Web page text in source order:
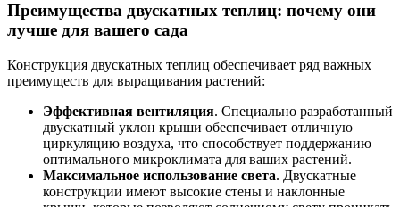
Преимущества двускатных теплиц: почему они
лучше для вашего сада
Конструкция двускатных теплиц обеспечивает ряд важных
преимуществ для выращивания растений:
Эффективная вентиляция. Специально разработанный
двускатный уклон крыши обеспечивает отличную
циркуляцию воздуха, что способствует поддержанию
оптимального микроклимата для ваших растений.
Максимальное использование света. Двускатные
конструкции имеют высокие стены и наклонные